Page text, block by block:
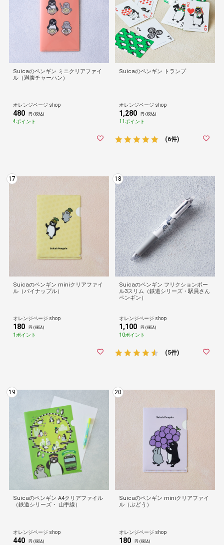
Suicaのペンギン ミニクリアファイ
ル（満腹チャーハン）
オレンジページ shop
480 円 (税込)
4ポイント
Suicaのペンギン トランプ
オレンジページ shop
1,280 円 (税込)
11ポイント
(6件)
17
Suicaのペンギン miniクリアファイ
ル（パイナップル）
オレンジページ shop
180 円 (税込)
1ポイント
18
Suicaのペンギン フリクションボー
ル3スリム（鉄道シリーズ・駅員さん
ペンギン）
オレンジページ shop
1,100 円 (税込)
10ポイント
(5件)
19
Suicaのペンギン A4クリアファイル
（鉄道シリーズ・ 山手線）
オレンジページ shop
440 円 (税込)
20
Suicaのペンギン miniクリアファイ
ル（ぶどう）
オレンジページ shop
180 円 (税込)